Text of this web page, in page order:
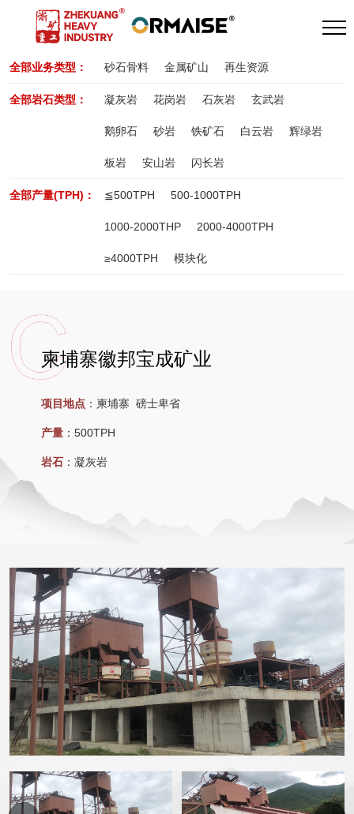
全部业务类型： 砂石骨料 金属矿山 再生资源
全部岩石类型： 凝灰岩 花岗岩 石灰岩 玄武岩
鹅卵石 砂岩 铁矿石 白云岩 辉绿岩
板岩 安山岩 闪长岩
全部产量(TPH)： ≦500TPH 500-1000TPH
1000-2000THP 2000-4000TPH
≥4000TPH 模块化
柬埔寨徽邦宝成矿业
项目地点 ：柬埔寨 磅士卑省
产量 ： 500TPH
岩石 ： 凝灰岩